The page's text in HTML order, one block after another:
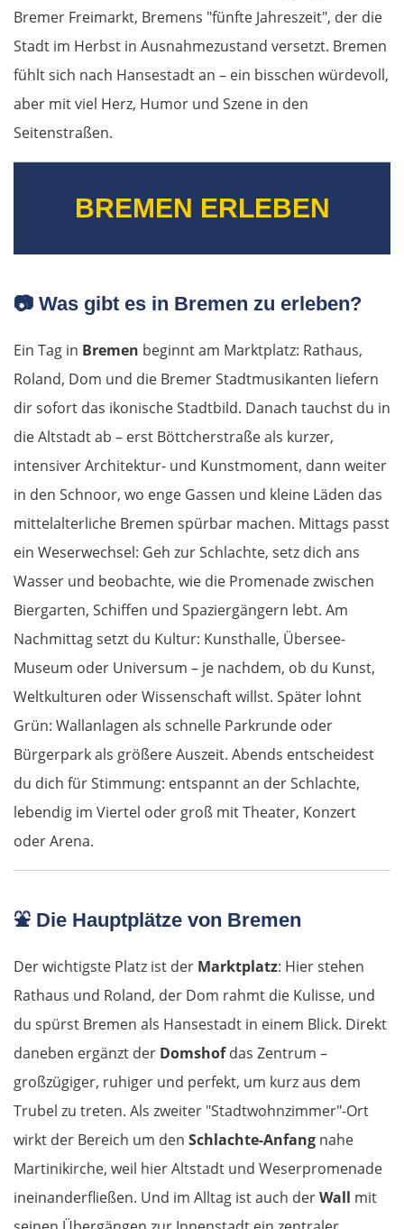
Bremer Freimarkt, Bremens "fünfte Jahreszeit", der die
Stadt im Herbst in Ausnahmezustand versetzt. Bremen
fühlt sich nach Hansestadt an – ein bisschen würdevoll,
aber mit viel Herz, Humor und Szene in den
Seitenstraßen.
BREMEN ERLEBEN
📷 Was gibt es in Bremen zu erleben?
Ein Tag in Bremen beginnt am Marktplatz: Rathaus,
Roland, Dom und die Bremer Stadtmusikanten liefern
dir sofort das ikonische Stadtbild. Danach tauchst du in
die Altstadt ab – erst Böttcherstraße als kurzer,
intensiver Architektur- und Kunstmoment, dann weiter
in den Schnoor, wo enge Gassen und kleine Läden das
mittelalterliche Bremen spürbar machen. Mittags passt
ein Weserwechsel: Geh zur Schlachte, setz dich ans
Wasser und beobachte, wie die Promenade zwischen
Biergarten, Schiffen und Spaziergängern lebt. Am
Nachmittag setzt du Kultur: Kunsthalle, Übersee-
Museum oder Universum – je nachdem, ob du Kunst,
Weltkulturen oder Wissenschaft willst. Später lohnt
Grün: Wallanlagen als schnelle Parkrunde oder
Bürgerpark als größere Auszeit. Abends entscheidest
du dich für Stimmung: entspannt an der Schlachte,
lebendig im Viertel oder groß mit Theater, Konzert
oder Arena.
⛲ Die Hauptplätze von Bremen
Der wichtigste Platz ist der Marktplatz: Hier stehen
Rathaus und Roland, der Dom rahmt die Kulisse, und
du spürst Bremen als Hansestadt in einem Blick. Direkt
daneben ergänzt der Domshofdas Zentrum –
großzügiger, ruhiger und perfekt, um kurz aus dem
Trubel zu treten. Als zweiter "Stadtwohnzimmer"-Ort
wirkt der Bereich um den Schlachte-Anfang nahe
Martinikirche, weil hier Altstadt und Weserpromenade
ineinanderfließen. Und im Alltag ist auch derWall mit